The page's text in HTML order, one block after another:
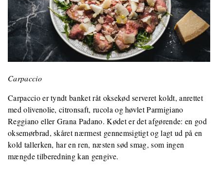
Carpaccio
Carpaccio er tyndt banket råt oksekød serveret koldt, anrettet
med olivenolie, citronsaft, rucola og høvlet Parmigiano
Reggiano eller Grana Padano. Kødet er det afgørende: en god
oksemørbrad, skåret nærmest gennemsigtigt og lagt ud på en
kold tallerken, har en ren, næsten sød smag, som ingen
mængde tilberedning kan gengive.